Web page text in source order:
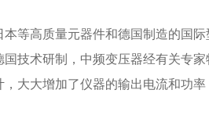
本等高质量元器件和德国制造的国
国技术研制，中频变压器经有关专家
，大大增加了仪器的输出电流和功